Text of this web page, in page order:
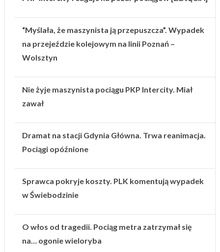
“Myślała, że maszynista ją przepuszcza”. Wypadek
na przejeździe kolejowym na linii Poznań –
Wolsztyn
Nie żyje maszynista pociągu PKP Intercity. Miał
zawał
Dramat na stacji Gdynia Główna. Trwa reanimacja.
Pociągi opóźnione
Sprawca pokryje koszty. PLK komentują wypadek
w Świebodzinie
O włos od tragedii. Pociąg metra zatrzymał się
na… ogonie wieloryba